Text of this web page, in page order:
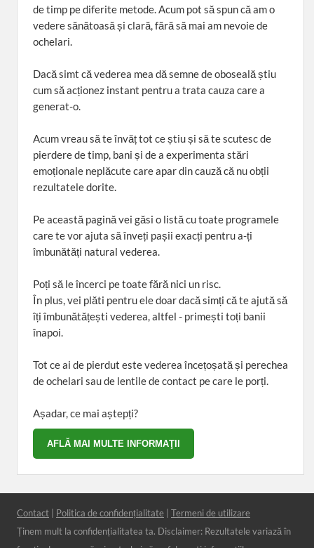
de timp pe diferite metode. Acum pot să spun că am o
vedere sănătoasă și clară, fără să mai am nevoie de
ochelari.
Dacă simt că vederea mea dă semne de oboseală știu
cum să acționez instant pentru a trata cauza care a
generat-o.
Acum vreau să te învăț tot ce știu și să te scutesc de
pierdere de timp, bani și de a experimenta stări
emoționale neplăcute care apar din cauză că nu obții
rezultatele dorite.
Pe această pagină vei găsi o listă cu toate programele
care te vor ajuta să înveți pașii exacți pentru a-ți
îmbunătăți natural vederea.
Poți să le încerci pe toate fără nici un risc.
În plus, vei plăti pentru ele doar dacă simți că te ajută să
îți îmbunătățești vederea, altfel - primești toți banii
înapoi.
Tot ce ai de pierdut este vederea încețoșată și perechea
de ochelari sau de lentile de contact pe care le porți.
Așadar, ce mai aștepți?
Contact Politica de confidențialitate
Termeni de utilizare
Ținem mult la confidențialitatea ta. Disclaimer: Rezultatele variază în